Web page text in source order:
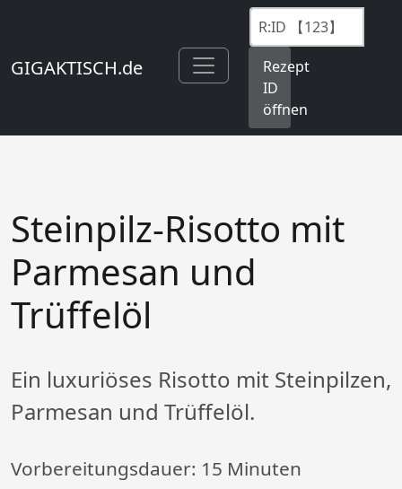
GIGAKTISCH.de
Rezept
ID
öffnen
Steinpilz-Risotto mit
Parmesan und
Trüffelöl
Ein luxuriöses Risotto mit Steinpilzen,
Parmesan und Trüffelöl.
Vorbereitungsdauer: 15 Minuten